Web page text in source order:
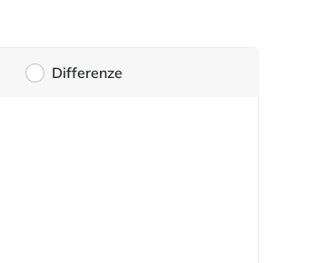
Differenze